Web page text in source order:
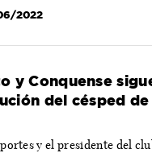
2022
y Conquense
del césped de
y el presidente del